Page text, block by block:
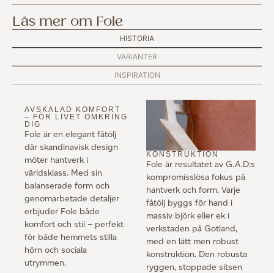
Läs mer om Fole
HISTORIA
VARIANTER
INSPIRATION
AVSKALAD KOMFORT
– FÖR LIVET OMKRING
DIG
Fole är en elegant fåtölj
där skandinavisk design
möter hantverk i
världsklass. Med sin
balanserade form och
genomarbetade detaljer
erbjuder Fole både
komfort och stil – perfekt
för både hemmets stilla
hörn och sociala
utrymmen.
KONSTRUKTION
Fole är resultatet av G.A.D:s
kompromisslösa fokus på
hantverk och form. Varje
fåtölj byggs för hand i
massiv björk eller ek i
verkstaden på Gotland,
med en lätt men robust
konstruktion. Den robusta
ryggen, stoppade sitsen